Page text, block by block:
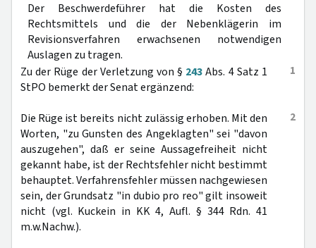
Der Beschwerdeführer hat die Kosten des
Rechtsmittels und die der Nebenklägerin im
Revisionsverfahren erwachsenen notwendigen
Auslagen zu tragen.
1
Zu der Rüge der Verletzung von § 243Abs. 4 Satz 1
StPO bemerkt der Senat ergänzend:
2
Die Rüge ist bereits nicht zulässig erhoben. Mit den
Worten, "zu Gunsten des Angeklagten" sei "davon
auszugehen", daß er seine Aussagefreiheit nicht
gekannt habe, ist der Rechtsfehler nicht bestimmt
behauptet. Verfahrensfehler müssen nachgewiesen
sein, der Grundsatz "in dubio pro reo" gilt insoweit
nicht (vgl. Kuckein in KK 4, Aufl. § 344 Rdn. 41
m.w.Nachw.).